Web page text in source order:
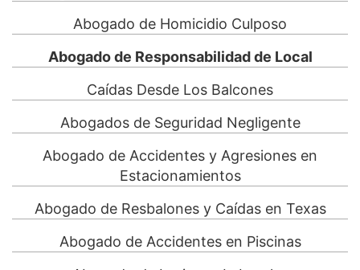
Abogado de Homicidio Culposo
Abogado de Responsabilidad de Local
Caídas Desde Los Balcones
Abogados de Seguridad Negligente
Abogado de Accidentes y Agresiones en
Estacionamientos
Abogado de Resbalones y Caídas en Texas
Abogado de Accidentes en Piscinas